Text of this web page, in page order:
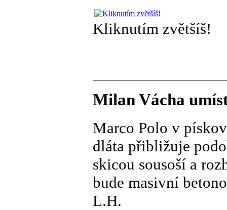
Kliknutím zvětšíš!
Milan Vácha
Marco Polo v
dláta přibližuje
skicou sousoší a
bude masivní
L.H.